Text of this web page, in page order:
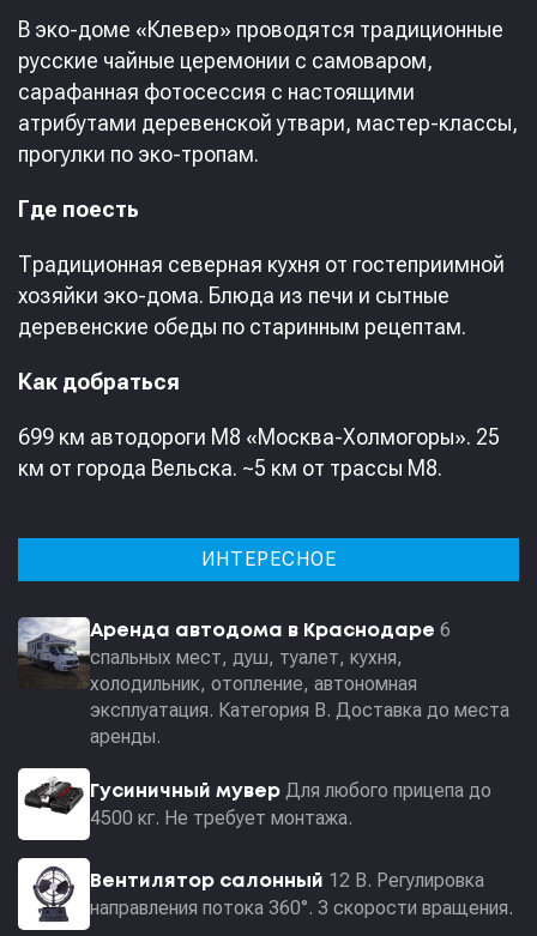
В эко-доме «Клевер» проводятся традиционные
русские чайные церемонии с самоваром,
сарафанная фотосессия с настоящими
атрибутами деревенской утвари, мастер-классы,
прогулки по эко-тропам.
Где поесть
Традиционная северная кухня от гостеприимной
хозяйки эко-дома. Блюда из печи и сытные
деревенские обеды по старинным рецептам.
Как добраться
699 км автодороги М8 «Москва-Холмогоры». 25
км от города Вельска. ~5 км от трассы М8.
ИНТЕРЕСНОЕ
Аренда автодома в Краснодаре 6
спальных мест, душ, туалет, кухня,
холодильник, отопление, автономная
эксплуатация. Категория В. Доставка до места
аренды.
Гусиничный мувер Для любого прицепа до
4500 кг. Не требует монтажа.
Вентилятор салонный 12 В. Регулировка
направления потока 360°. 3 скорости вращения.